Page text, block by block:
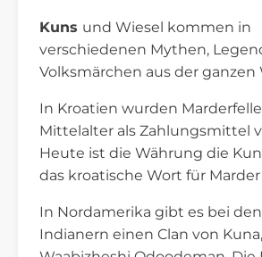
Kuns und Wiesel kommen in
verschiedenen Mythen,
Volksmärchen aus der ganzen
In Kroatien wurden
Mittelalter als Zahlungsmittel
Heute ist die Währung die
das kroatische Wort für Marder
In Nordamerika gibt es bei
Indianern einen Clan von